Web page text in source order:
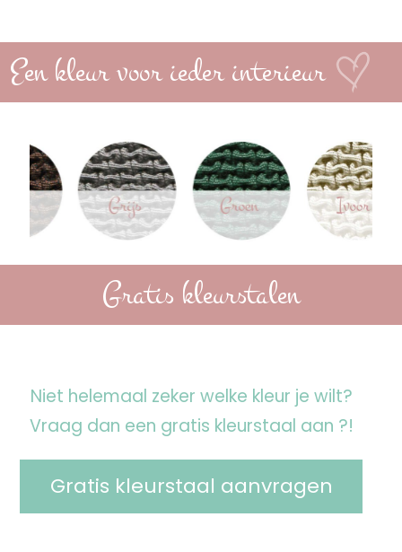
Een kleur voor ieder interieur
Gratis kleurstalen
Niet helemaal zeker welke kleur je wilt?
Vraag dan een gratis kleurstaal aan ?!
Gratis kleurstaal aanvragen